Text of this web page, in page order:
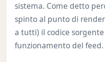
sistema. Come detto
spinto al punto di
a tutti) il codice
funzionamento del feed.